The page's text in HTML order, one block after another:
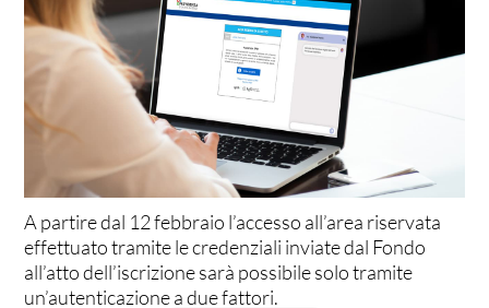
A partire dal 12 febbraio l’accesso all’area riservata
effettuato tramite le credenziali inviate dal Fondo
all’atto dell’iscrizione sarà possibile solo tramite
un’autenticazione a due fattori.